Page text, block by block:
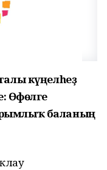
күңелһеҙ
баланың